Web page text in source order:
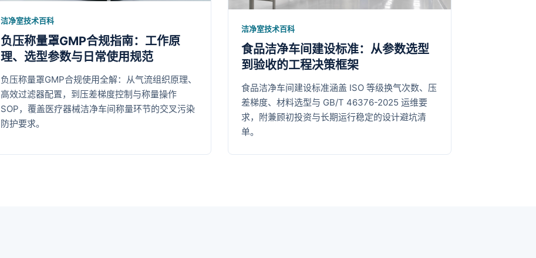
洁净室技术百科
负压称量罩GMP合规指南：工作原
理、选型参数与日常使用规范
负压称量罩GMP合规使用全解：从气流组织原理、
高效过滤器配置，到压差梯度控制与称量操作
SOP，覆盖医疗器械洁净车间称量环节的交叉污染
防护要求。
洁净室技术百科
食品洁净车间建设标准：从参数选型
到验收的工程决策框架
食品洁净车间建设标准涵盖 ISO 等级换气次数、压
差梯度、材料选型与 GB/T 46376-2025 运维要
求，附兼顾初投资与长期运行稳定的设计避坑清
单。